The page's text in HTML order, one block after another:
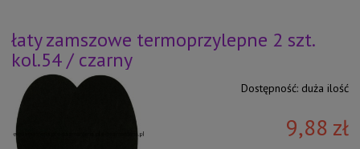
łaty zamszowe termoprzylepne 2 szt.
kol.54 / czarny
Dostępność: duża ilość
9,88 zł